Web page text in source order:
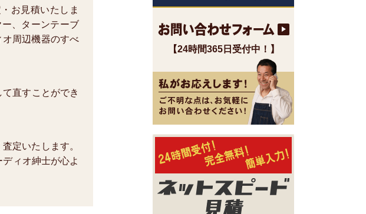
お見積いたしま
、ターンテーブ
周辺機器のすべ
直すことができ
定いたします。
ィオ紳士が心よ
【24時間365日受付中！】